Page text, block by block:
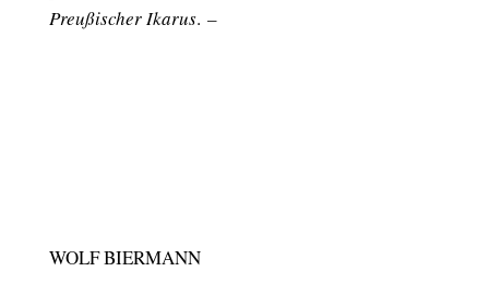
Preußischer Ikarus. –
WOLF BIERMANN